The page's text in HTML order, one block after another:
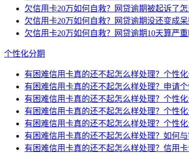
欠信用卡20万如何自救？网贷逾期被起诉了怎
欠信用卡20万如何自救？网贷逾期没还变成呆
欠信用卡20万如何自救？网贷逾期10天算严重
个性化分期
有困难信用卡真的还不起怎么样处理？个性
有困难信用卡真的还不起怎么样处理？申请个
有困难信用卡真的还不起怎么样处理？个性
有困难信用卡真的还不起怎么样处理？个性化
有困难信用卡真的还不起怎么样处理？个性
有困难信用卡真的还不起怎么样处理？如何与
有困难信用卡真的还不起怎么样处理？信用